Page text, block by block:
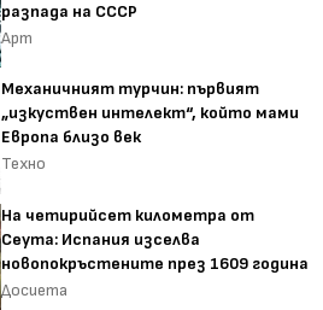
разпада на СССР
Арт
Механичният турчин: първият
„изкуствен интелект“, който мами
Европа близо век
Техно
На четирийсет километра от
Сеута: Испания изселва
новопокръстените през 1609 година
Досиета